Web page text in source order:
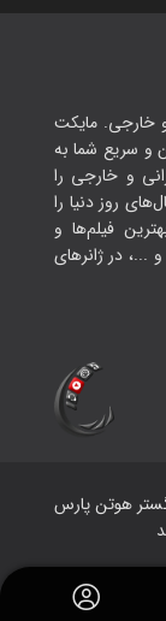
و خارجی. مایکت
و سریع شما به
و خارجی را
روز دنیا را
فیلم‌ها و
...، در ژانرهای
هوتن پارس